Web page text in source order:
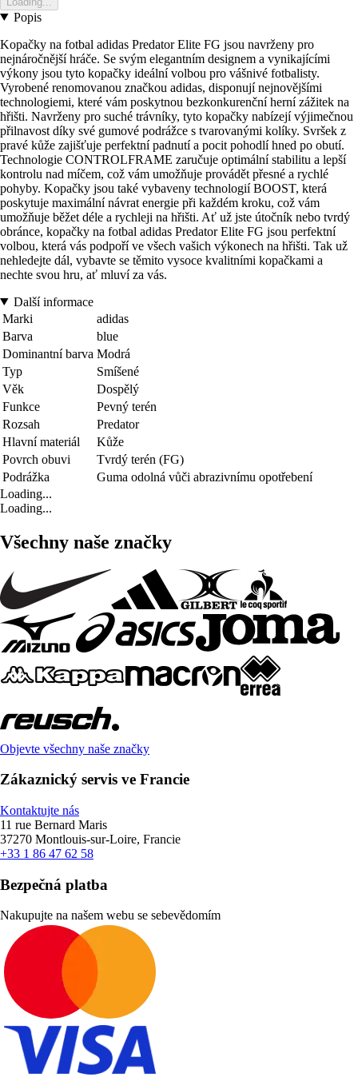
Popis
Kopačky na fotbal adidas Predator Elite FG jsou navrženy pro
nejnáročnější hráče. Se svým elegantním designem a vynikajícími
výkony jsou tyto kopačky ideální volbou pro vášnivé fotbalisty.
Vyrobené renomovanou značkou adidas, disponují nejnovějšími
technologiemi, které vám poskytnou bezkonkurenční herní zážitek na
hřišti. Navrženy pro suché trávníky, tyto kopačky nabízejí výjimečnou
přilnavost díky své gumové podrážce s tvarovanými kolíky. Svršek z
pravé kůže zajišťuje perfektní padnutí a pocit pohodlí hned po obutí.
Technologie CONTROLFRAME zaručuje optimální stabilitu a lepší
kontrolu nad míčem, což vám umožňuje provádět přesné a rychlé
pohyby. Kopačky jsou také vybaveny technologií BOOST, která
poskytuje maximální návrat energie při každém kroku, což vám
umožňuje běžet déle a rychleji na hřišti. Ať už jste útočník nebo tvrdý
obránce, kopačky na fotbal adidas Predator Elite FG jsou perfektní
volbou, která vás podpoří ve všech vašich výkonech na hřišti. Tak už
nehledejte dál, vybavte se těmito vysoce kvalitními kopačkami a
nechte svou hru, ať mluví za vás.
Další informace
Marki
adidas
Barva
blue
Dominantní barva Modrá
Typ
Smíšené
Věk
Dospělý
Funkce
Pevný terén
Rozsah
Predator
Hlavní materiál
Kůže
Povrch obuvi
Tvrdý terén (FG)
Podrážka
Guma odolná vůči abrazivnímu opotřebení
Loading...
Loading...
Všechny naše značky
Objevte všechny naše značky
Zákaznický servis ve Francie
Kontaktujte nás
11 rue Bernard Maris
37270 Montlouis-sur-Loire, Francie
+33 1 86 47 62 58
Bezpečná platba
Nakupujte na našem webu se sebevědomím